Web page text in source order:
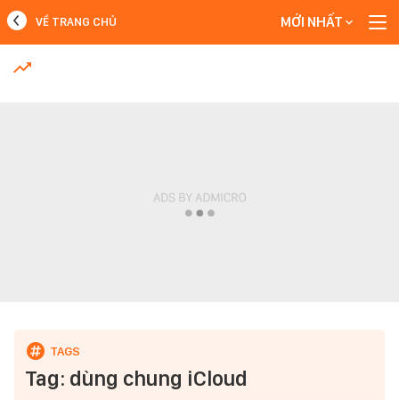
MỚI NHẤT
VỀ TRANG CHỦ MỚI NHẤT
Tag: dùng chung iCloud